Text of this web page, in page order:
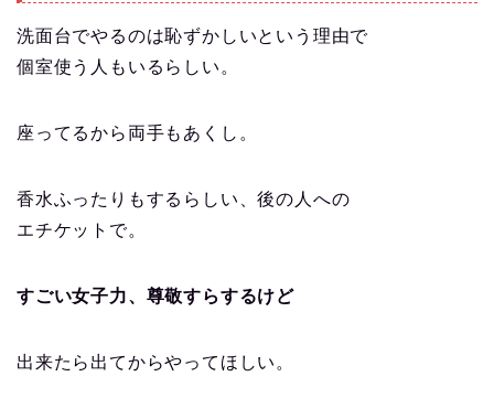
洗面台でやるのは恥ずかしいという理由で
個室使う人もいるらしい。
座ってるから両手もあくし。
香水ふったりもするらしい、後の人への
エチケットで。
すごい女子力、尊敬すらするけど
出来たら出てからやってほしい。